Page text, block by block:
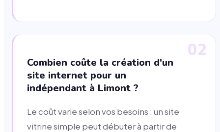
02
Combien coûte la création d'un
site internet pour un
indépendant à Limont ?
Le coût varie selon vos besoins : un site
vitrine simple peut débuter à partir de